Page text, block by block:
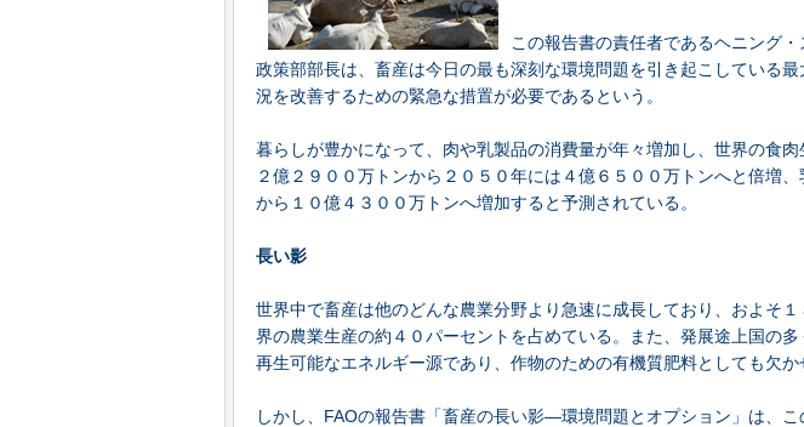
この報告書の責任者であるヘニング
政策部部長は、畜産は今日の最も深刻な環境問題を引き起こしている
況を改善するための緊急な措置が必要であるという。
暮らしが豊かになって、肉や乳製品の消費量が年々増加し、世界の食
２億２９００万トンから２０５０年には４億６５００万トンへと倍増
から１０億４３００万トンへ増加すると予測されている。
長い影
世界中で畜産は他のどんな農業分野より急速に成長しており、およそ
界の農業生産の約４０パーセントを占めている。また、発展途上国の
再生可能なエネルギー源であり、作物のための有機質肥料としても欠か
しかし、FAOの報告書「畜産の長い影―環境問題とオプション」は、